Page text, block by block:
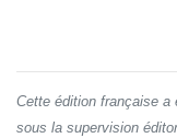
Cette édition française a
sous la supervision